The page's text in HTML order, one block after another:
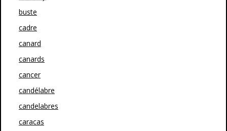
buste
cadre
canard
canards
cancer
candélabre
candelabres
caracas